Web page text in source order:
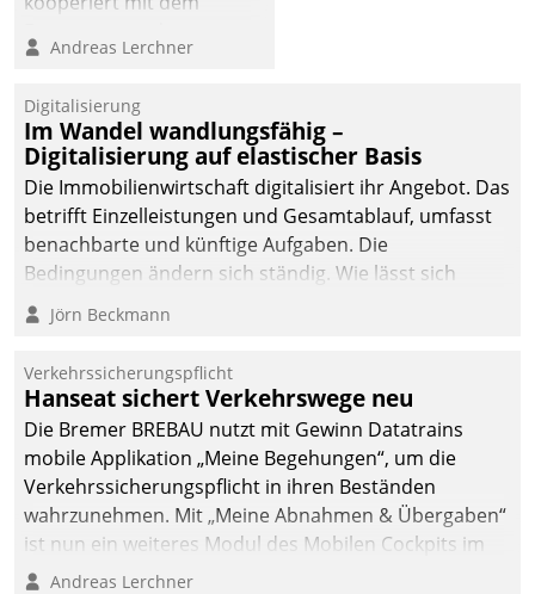
Softwareentwicklungshaus
Andreas Lerchner
Digitalisierung
Im Wandel wandlungsfähig –
Digitalisierung auf elastischer Basis
Die Immobilienwirtschaft digitalisiert ihr Angebot. Das
betrifft Einzelleistungen und Gesamtablauf, umfasst
benachbarte und künftige Aufgaben. Die
Bedingungen ändern sich ständig. Wie lässt sich
technisch die Kontrolle wahren und zugleich Freiraum
fürs Wachsen öffnen?
Jörn Beckmann
Verkehrssicherungspflicht
Hanseat sichert Verkehrswege neu
Die Bremer BREBAU nutzt mit Gewinn Datatrains
mobile Applikation „Meine Begehungen“, um die
Verkehrssicherungspflicht in ihren Beständen
wahrzunehmen. Mit „Meine Abnahmen & Übergaben“
ist nun ein weiteres Modul des Mobilen Cockpits im
Einsatz.
Andreas Lerchner